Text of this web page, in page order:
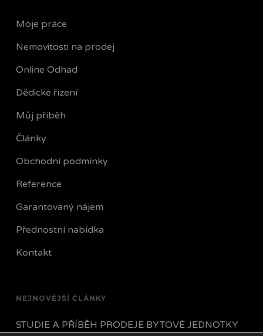
Moje práce
Nemovitosti na prodej
Online Odhad
Dědické řízení
Můj příběh
Články
Obchodní podmínky
Reference
Garantovaný nájem
Přednostní nabídka
Kontakt
NEJNOVĚJŠÍ ČLÁNKY
STUDIE A PŘÍBĚH PRODEJE BYTOVÉ JEDNOTKY